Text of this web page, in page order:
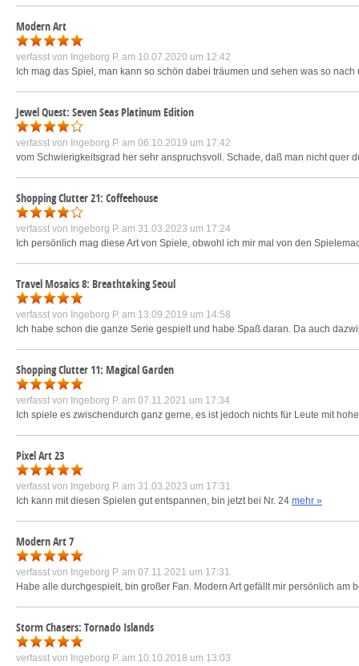
Modern Art
verfasst von Ingeborg P. am 10.07.2020 um 12:42
Ich mag das Spiel, man kann so schön dabei träumen und sehen was so
Jewel Quest: Seven Seas Platinum Edition
verfasst von Ingeborg P. am 06.10.2019 um 17:42
vom Schwierigkeitsgrad her sehr anspruchsvoll. Schade, daß man nicht
Shopping Clutter 21: Coffeehouse
verfasst von Ingeborg P. am 31.03.2023 um 17:24
Ich persönlich mag diese Art von Spiele, obwohl ich mir mal von den
Travel Mosaics 8: Breathtaking Seoul
verfasst von Ingeborg P. am 13.09.2019 um 14:58
Ich habe schon die ganze Serie gespielt und habe Spaß daran. Da auch
Shopping Clutter 11: Magical Garden
verfasst von Ingeborg P. am 07.11.2021 um 17:34
Ich spiele es zwischendurch ganz gerne, es ist jedoch nichts für Leute mit
Pixel Art 23
verfasst von Ingeborg P. am 31.03.2023 um 17:31
Ich kann mit diesen Spielen gut entspannen, bin jetzt bei Nr. 24 mehr »
Modern Art 7
verfasst von Ingeborg P. am 07.11.2021 um 17:31
Habe alle durchgespielt, bin großer Fan. Modern Art gefällt mir persönlich am
Storm Chasers: Tornado Islands
verfasst von Ingeborg P. am 10.10.2018 um 13:03